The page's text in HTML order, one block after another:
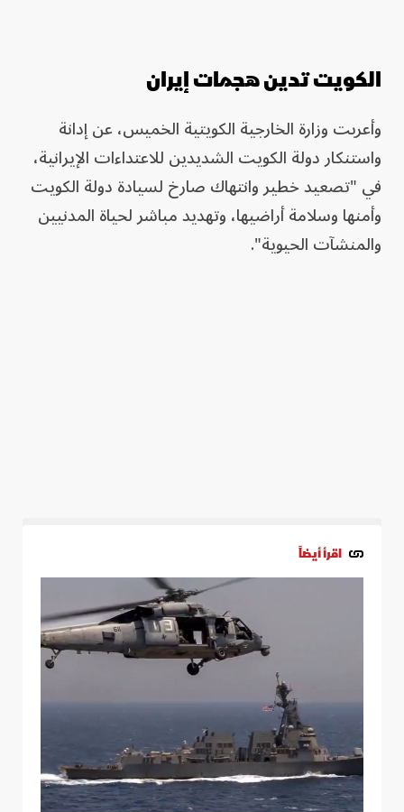
الكويت تدين هجمات إيران
وأعربت وزارة الخارجية الكويتية الخميس، عن إدانة
واستنكار دولة الكويت الشديدين للاعتداءات الإيرانية،
في "تصعيد خطير وانتهاك صارخ لسيادة دولة الكويت
وأمنها وسلامة أراضيها، وتهديد مباشر لحياة المدنيين
والمنشآت الحيوية".
اقرأ أيضاً